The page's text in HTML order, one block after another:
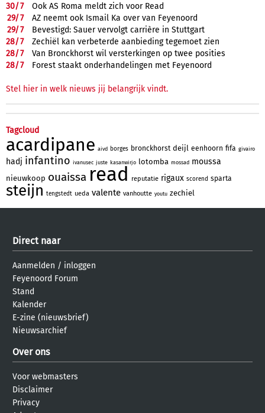
30/7
Ook AS Roma meldt zich voor Read
29/7
AZ neemt ook Ismail Ka over van Feyenoord
29/7
Bevestigd: Sauer vervolgt carrière in Stuttgart
28/7
Zechiël kan verbeterde aanbieding tegemoet zien
28/7
Van Bronckhorst wil versterkingen op twee posities
28/7 Forest staakt onderhandelingen met Feyenoord
Stel hier in welk nieuws jij belangrijk vindt.
Tagcloud
acardipane aivd borges bronckhorst deijl eenhoorn fifa givairo
hadj infantino ivanusec juste kasanwirjo lotomba mossad moussa
nieuwkoop ouaissa read reputatie rigaux scorend sparta
steijn tengstedt ueda valente vanhoutte youtu zechiel
Direct naar
Aanmelden / inloggen
Feyenoord Forum
Stand
Kalender
E-zine (nieuwsbrief)
Nieuwsarchief
Over ons
Voor webmasters
Disclaimer
Privacy